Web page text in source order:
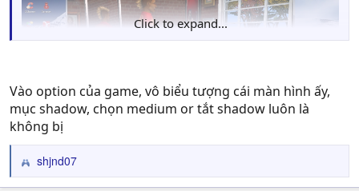
Click to expand...
Vào option của game, vô biểu tượng cái màn hình ấy,
mục shadow, chọn medium or tắt shadow luôn là
không bị
R
e
shjnd07